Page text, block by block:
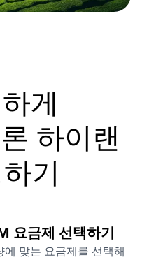
게
하이랜
기
요금제 선택하기
맞는 요금제를 선택해